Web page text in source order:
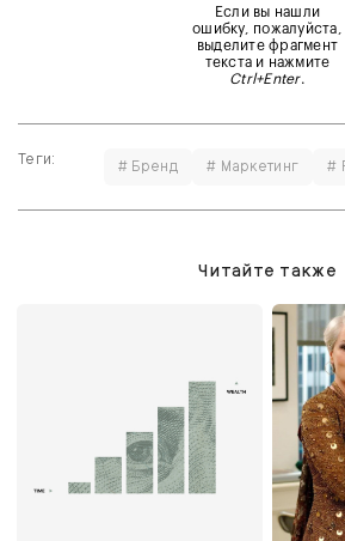
Если вы нашли
ошибку, пожалуйста,
выделите фрагмент
текста и нажмите
Ctrl+Enter.
Теги: # Бренд # Маркетинг #
Читайте также